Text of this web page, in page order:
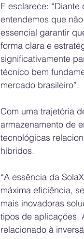
E esclarece:
entendemos que
essencial garantir
forma clara e
significativamente
técnico bem
mercado brasileiro”.
Com uma trajetória
armazenamento de
tecnológicas
híbridos.
“A essência da
máxima eficiência,
mais inovadoras
tipos de aplicações.
relacionado à